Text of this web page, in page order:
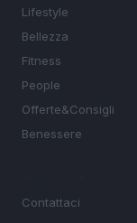
Lifestyle
Bellezza
Fitness
People
Offerte&Consigli
Benessere
Contattaci